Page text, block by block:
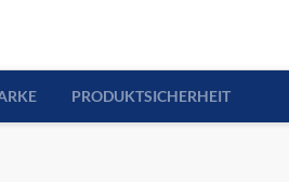
PRODUKTSICHERHEIT